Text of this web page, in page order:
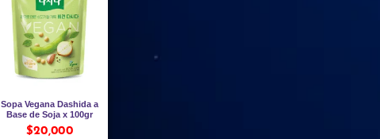
Sopa Vegana Dashida a
Base de Soja x 100gr
$20,000